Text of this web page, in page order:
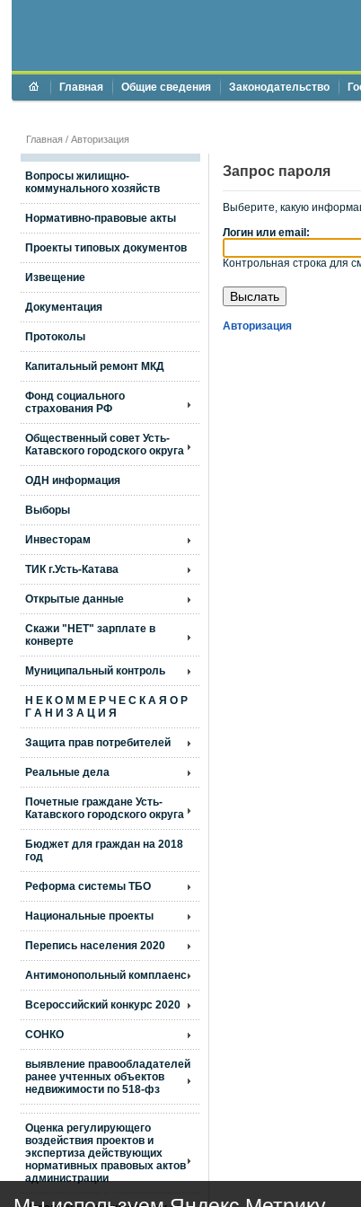
Главная Общие сведения Законодательство
Главная / Авторизация
Вопросы жилищно-
коммунального хозяйств
Нормативно-правовые акты
Проекты типовых документов
Извещение
Документация
Протоколы
Капитальный ремонт МКД
Фонд социального
страхования РФ
Общественный совет Усть-
Катавского городского округа
ОДН информация
Выборы
Инвесторам
ТИК г.Усть-Катава
Открытые данные
Скажи "НЕТ" зарплате в
конверте
Муниципальный контроль
Н Е К О М М Е Р Ч Е С К А Я О Р
Г А Н И З А Ц И Я
Защита прав потребителей
Реальные дела
Почетные граждане Усть-
Катавского городского округа
Бюджет для граждан на 2018
год
Реформа системы ТБО
Национальные проекты
Перепись населения 2020
Антимонопольный комплаенс
Всероссийский конкурс 2020
СОНКО
выявление правообладателей
ранее учтенных объектов
недвижимости по 518-фз
Оценка регулирующего
воздействия проектов и
экспертиза действующих
нормативных правовых актов
администрации
Запрос пароля
Выберите, какую
Логин или email:
Контрольная строка для
Авторизация